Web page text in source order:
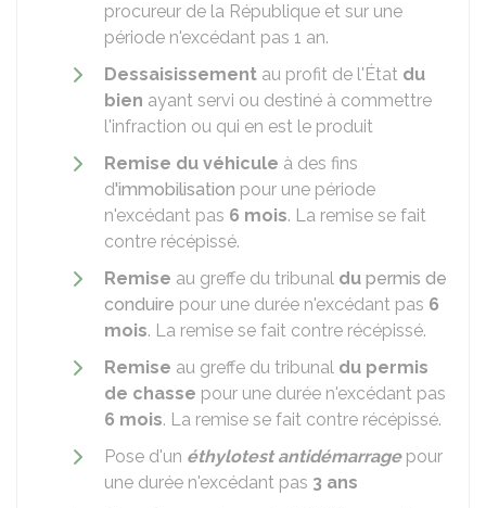
procureur de la République et sur une
période n'excédant pas 1 an.
Dessaisissement au profit de l'État du
bien ayant servi ou destiné à commettre
l'infraction ou qui en est le produit
Remise du véhicule à des fins
d'immobilisation pour une période
n'excédant pas 6 mois. La remise se fait
contre récépissé.
Remise au greffe du tribunal du permis de
conduire pour une durée n'excédant pas 6
mois. La remise se fait contre récépissé.
Remise au greffe du tribunal du permis
de chasse pour une durée n'excédant pas
6 mois. La remise se fait contre récépissé.
Pose d'un éthylotest antidémarragepour
une durée n'excédant pas 3 ans